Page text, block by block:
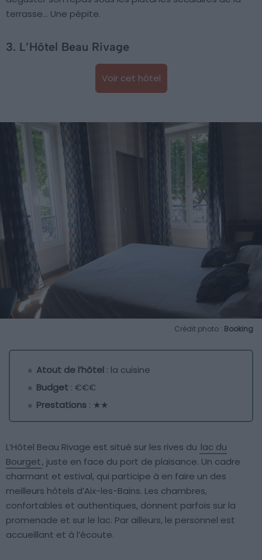
terrasse… Une pépite.
3. L’Hôtel Beau Rivage
Voir cet hôtel
Crédit photo : Booking
Atout de l’hôtel : la cuisine
Budget : €€€
Prestations : ★★
L’Hôtel Beau Rivage est situé sur les rives du lac du
Bourget, juste en face du port de plaisance. Un cadre
charmant et estival, qui participe à en faire un des
meilleurs hôtels d’Aix-les-Bains. Les chambres,
confortables et authentiques, donnent parfois sur la
promenade et sur le lac. Par ailleurs, le personnel est
accueillant et à l’écoute.